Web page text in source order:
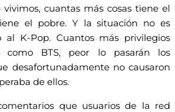
cuantas más cosas tiene el
el pobre. Y la situación no es
K-Pop. Cuantos más privilegios
como BTS, peor lo pasarán los
desafortunadamente no causaron
de ellos.
que usuarios de la red